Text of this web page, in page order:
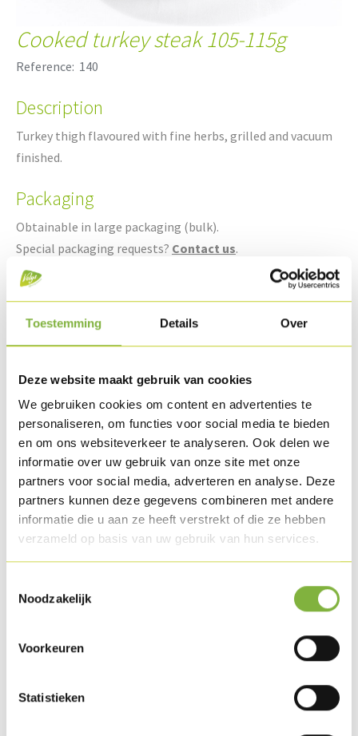
Toestemming Details Over
Deze website maakt gebruik van cookies
We gebruiken cookies om content en advertenties te
personaliseren, om functies voor social media te bieden
en om ons websiteverkeer te analyseren. Ook delen we
informatie over uw gebruik van onze site met onze
partners voor social media, adverteren en analyse. Deze
partners kunnen deze gegevens combineren met andere
informatie die u aan ze heeft verstrekt of die ze hebben
verzameld op basis van uw gebruik van hun services.
Noodzakelijk
Voorkeuren
Statistieken
Cooked turkey steak 105-115g
Reference: 140
Description
Turkey thigh flavoured with fine herbs, grilled and vacuum
finished.
Packaging
Obtainable in large packaging (bulk).
Special packaging requests? Contact us.
Shelf life
Available in chilled.
Recipes with this product